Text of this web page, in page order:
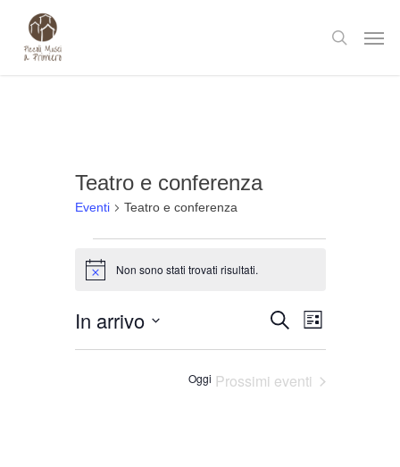
main
search
Teatro e conferenza
Eventi Teatro e conferenza
Eventi
Notice Non sono stati trovati risultati.
Eventi
Ricerca
e
Cerca Evento
Lista
In arrivo
Oggi Prossimi eventi